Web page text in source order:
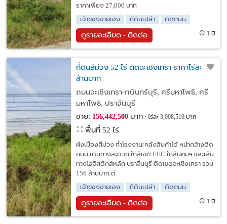
ราคาเพียง 27,000 บาท
เจ้าของขายเอง
ที่ดินเปล่า ติดถนน
ดูรายละเอียด - ติดต่อ 1 ปี
ที่ดินสีม่วง 52 ไร่ ติดฉะเชิงเทรา ราคาไร่ละ 3
ล้านบาท
ถนนฉะเชิงเทรา-กบินทร์บุรี, ศรีมหาโพธิ, ศรี
มหาโพธิ, ปราจีนบุรี
ขาย: 156,442,500บาท ไร่ละ 3,008,510 บาท
พื้นที่ 52 ไร่
ผังเมืองสีม่วง ทำโรงงาน/คลังสินค้าได้ หน้ากว้างติด
ถนน เดินทางสะดวก ใกล้เขต EEC ใกล้นิคมฯ และเส้น
ทางโลจิสติกส์หลัก ปราจีนบุรี ติดเขตฉะเชิงเทรา รวม
156 ล้านบาท ต่
เจ้าของขายเอง
ที่ดินเปล่า ติดถนน
ดูรายละเอียด - ติดต่อ 1 ปี